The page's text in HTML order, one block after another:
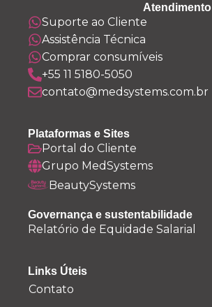
Atendimento
Suporte ao Cliente
Assistência Técnica
Comprar consumíveis
+55 11 5180-5050
contato@medsystems.com.br
Plataformas e Sites
Portal do Cliente
Grupo MedSystems
BeautySystems
Governança e sustentabilidade
Relatório de Equidade Salarial
Links Úteis
Contato